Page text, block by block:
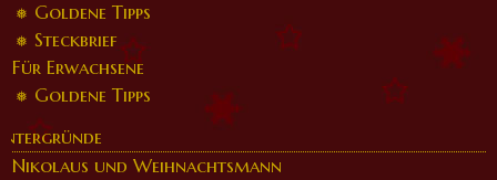
Goldene Tipps
Steckbrief
Für Erwachsene
Goldene Tipps
Nikolaus und Weihnachtsmann